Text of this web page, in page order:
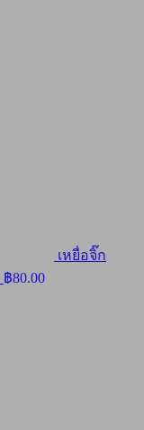
เหยื่อจิ๊ก
฿80.00